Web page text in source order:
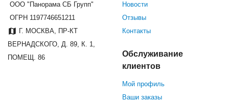
ООО "Панорама СБ Групп"
ОГРН 1197746651211
Г. МОСКВА, ПР-КТ
ВЕРНАДСКОГО, Д. 89, К. 1,
ПОМЕЩ. 86
Новости
Отзывы
Контакты
Обслуживание
клиентов
Мой профиль
Ваши заказы